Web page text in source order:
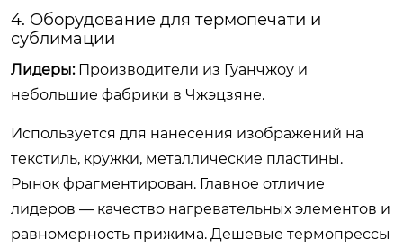
4. Оборудование для термопечати и
сублимации
Лидеры:Производители из Гуанчжоу и
небольшие фабрики в Чжэцзяне.
Используется для нанесения изображений на
текстиль, кружки, металлические пластины.
Рынок фрагментирован. Главное отличие
лидеров — качество нагревательных элементов и
равномерность прижима. Дешевые термопрессы